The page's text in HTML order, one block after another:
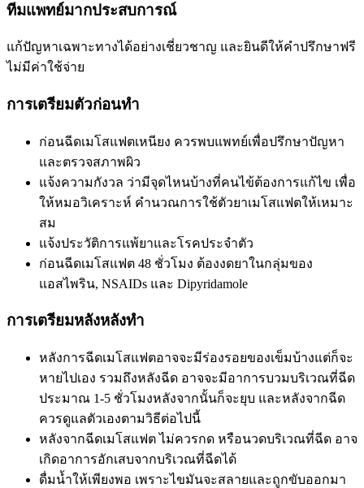
ทีมแพทย์มากประสบการณ์
แก้ปัญหาเฉพาะทางได้อย่างเชี่ยวชาญ และยินดีให้คำปรึกษาฟรี
ไม่มีค่าใช้จ่าย
การเตรียมตัวก่อนทำ
ก่อนฉีดเมโสแฟตเหนียง ควรพบแพทย์เพื่อปรึกษาปัญหา
และตรวจสภาพผิว
แจ้งความกังวล ว่ามีจุดไหนบ้างที่คนไข้ต้องการแก้ไข เพื่อ
ให้หมอวิเคราะห์ คำนวณการใช้ตัวยาเมโสแฟตให้เหมาะ
สม
แจ้งประวัติการแพ้ยาและโรคประจำตัว
ก่อนฉีดเมโสแฟต 48 ชั่วโมง ต้องงดยาในกลุ่มของ
แอสไพริน, NSAIDs และ Dipyridamole
การเตรียมหลังหลังทำ
หลังการฉีดเมโสแฟตอาจจะมีร่องรอยของเข็มบ้างแต่ก็จะ
หายไปเอง รวมถึงหลังฉีด อาจจะมีอาการบวมบริเวณที่ฉีด
ประมาณ 1-5 ชั่วโมงหลังจากนั้นก็จะยุบ และหลังจากฉีด
ควรดูแลตัวเองตามวิธีต่อไปนี้
หลังจากฉีดเมโสแฟต ไม่ควรกด หรือนวดบริเวณที่ฉีด อาจ
เกิดอาการอักเสบจากบริเวณที่ฉีดได้
ดื่มน้ำให้เพียงพอ เพราะไขมันจะสลายและถูกขับออกมา